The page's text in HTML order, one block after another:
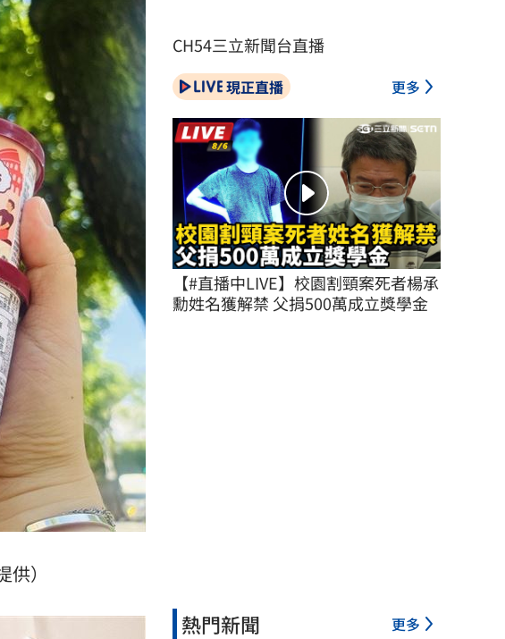
）
CH54三立新聞台直播
現正直播 更多
【#直播中LIVE】校園割頸案死者楊承
勳姓名獲解禁 父捐500萬成立獎學金
熱門新聞 更多